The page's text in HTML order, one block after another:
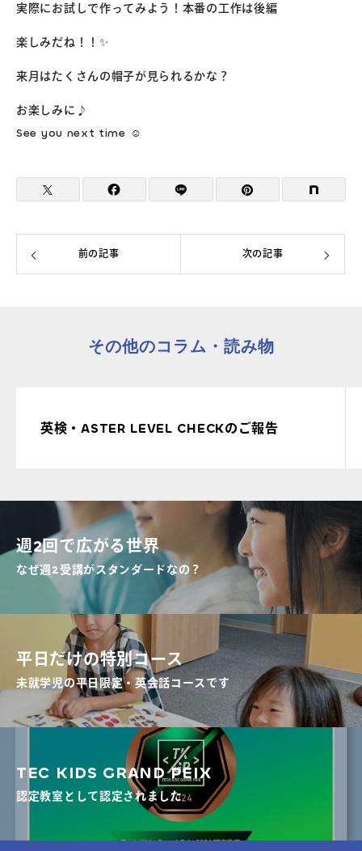
実際にお試しで作ってみよう！本番の工作は後編
楽しみだね！！✨
来月はたくさんの帽子が見られるかな？
お楽しみに♪
See you next time ☺
前の記事 次の記事
その他のコラム・読み物
英検・ASTER LEVEL CHECKのご報告
週2回で広がる世界
なぜ週2受講がスタンダードなの？
平日だけの特別コース
未就学児の平日限定・英会話コースです
TEC KIDS GRAND PEIX
認定教室として認定されました